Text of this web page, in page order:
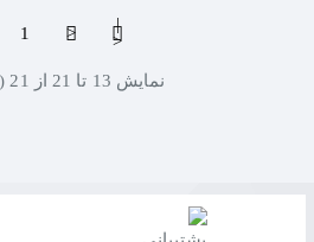
|
<
<
1
نمايش 13 تا 21 از 21 (2 صفحه)